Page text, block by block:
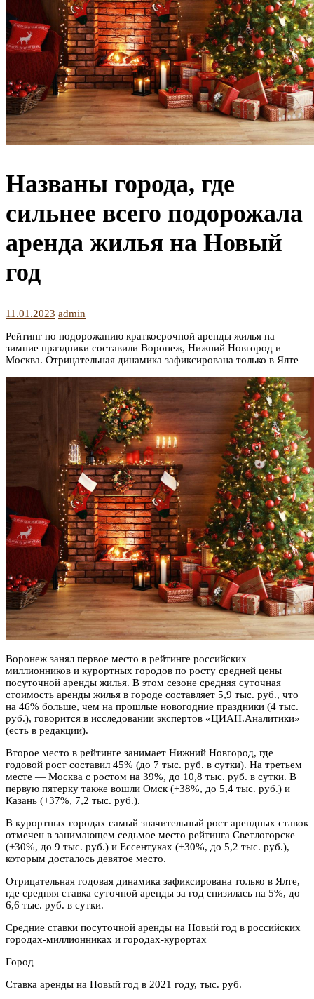
Названы города, где
сильнее всего подорожала
аренда жилья на Новый
год
11.01.2023 admin
Рейтинг по подорожанию краткосрочной аренды жилья на
зимние праздники составили Воронеж, Нижний Новгород и
Москва. Отрицательная динамика зафиксирована только в Ялте
Воронеж занял первое место в рейтинге российских
миллионников и курортных городов по росту средней цены
посуточной аренды жилья. В этом сезоне средняя суточная
стоимость аренды жилья в городе составляет 5,9 тыс. руб., что
на 46% больше, чем на прошлые новогодние праздники (4 тыс.
руб.), говорится в исследовании экспертов «ЦИАН.Аналитики»
(есть в редакции).
Второе место в рейтинге занимает Нижний Новгород, где
годовой рост составил 45% (до 7 тыс. руб. в сутки). На третьем
месте — Москва с ростом на 39%, до 10,8 тыс. руб. в сутки. В
первую пятерку также вошли Омск (+38%, до 5,4 тыс. руб.) и
Казань (+37%, 7,2 тыс. руб.).
В курортных городах самый значительный рост арендных ставок
отмечен в занимающем седьмое место рейтинга Светлогорске
(+30%, до 9 тыс. руб.) и Ессентуках (+30%, до 5,2 тыс. руб.),
которым досталось девятое место.
Отрицательная годовая динамика зафиксирована только в Ялте,
где средняя ставка суточной аренды за год снизилась на 5%, до
6,6 тыс. руб. в сутки.
Средние ставки посуточной аренды на Новый год в российских
городах-миллионниках и городах-курортах
Город
Ставка аренды на Новый год в 2021 году, тыс. руб.